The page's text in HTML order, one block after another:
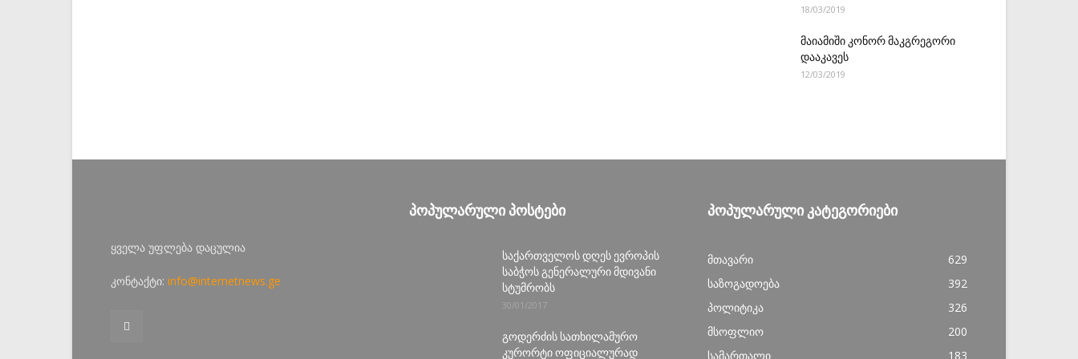
18/03/2019
მაიამიში კონორ მაკგრეგორი
დააკავეს
12/03/2019
ყველა უფლება დაცულია
კონტაქტი: info@internetnews.ge
ᲞᲝᲞᲣᲚᲐᲠᲣᲚᲘ ᲞᲝᲡᲢᲔᲑᲘ
საქართველოს დღეს ევროპის
საბჭოს გენერალური მდივანი
სტუმრობს
30/01/2017
გოდერძის სათხილამურო
კურორტი ოფიციალურად
ᲞᲝᲞᲣᲚᲐᲠᲣᲚᲘ ᲙᲐᲢᲔᲒᲝᲠᲘᲔᲑᲘ
მთავარი
629
საზოგადოება
392
პოლიტიკა
326
მსოფლიო
200
სამართალი
183